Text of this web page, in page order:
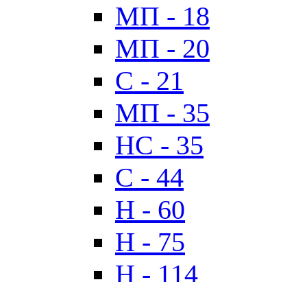
МП - 18
МП - 20
C - 21
МП - 35
HC - 35
C - 44
H - 60
H - 75
H - 114